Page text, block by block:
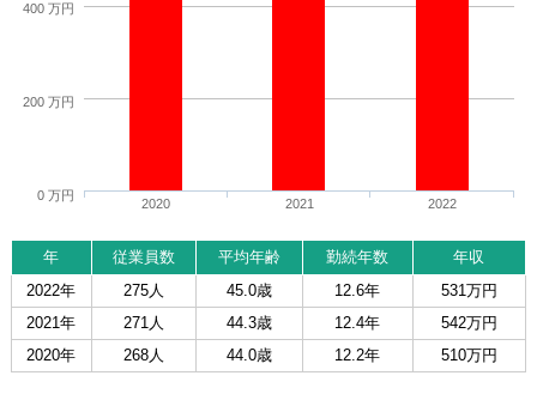
2020 2021 2022
0 万円
200 万円
400 万円
年 従業員数 平均年齢 勤続年数
年収
2022年
275人 45.0歳 12.6年
531万円
2021年
271人 44.3歳 12.4年
542万円
2020年
268人 44.0歳 12.2年 510万円